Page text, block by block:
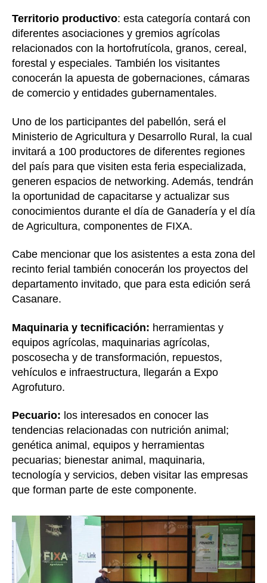
Territorio productivo: esta categoría contará con
diferentes asociaciones y gremios agrícolas
relacionados con la hortofrutícola, granos, cereal,
forestal y especiales. También los visitantes
conocerán la apuesta de gobernaciones, cámaras
de comercio y entidades gubernamentales.
Uno de los participantes del pabellón, será el
Ministerio de Agricultura y Desarrollo Rural, la cual
invitará a 100 productores de diferentes regiones
del país para que visiten esta feria especializada,
generen espacios de networking. Además, tendrán
la oportunidad de capacitarse y actualizar sus
conocimientos durante el día de Ganadería y el día
de Agricultura, componentes de FIXA.
Cabe mencionar que los asistentes a esta zona del
recinto ferial también conocerán los proyectos del
departamento invitado, que para esta edición será
Casanare.
Maquinaria y tecnificación: herramientas y
equipos agrícolas, maquinarias agrícolas,
poscosecha y de transformación, repuestos,
vehículos e infraestructura, llegarán a Expo
Agrofuturo.
Pecuario: los interesados en conocer las
tendencias relacionadas con nutrición animal;
genética animal, equipos y herramientas
pecuarias; bienestar animal, maquinaria,
tecnología y servicios, deben visitar las empresas
que forman parte de este componente.